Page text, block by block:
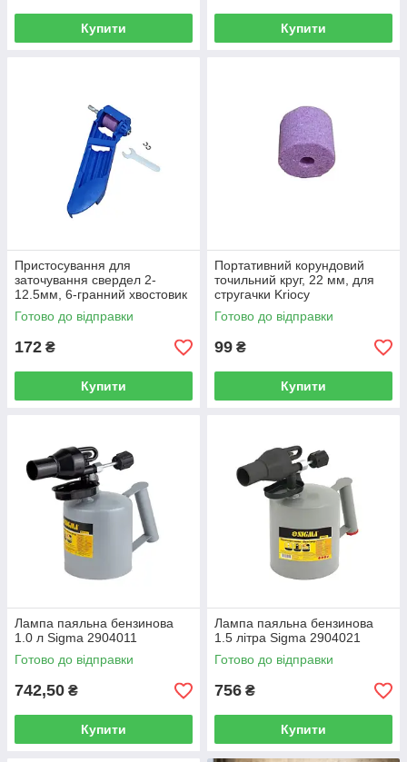
Купити Купити
Пристосування для
заточування свердел 2-
12.5мм, 6-гранний хвостовик
під дриль, 160 мм Kriocy
Готово до відправки
172 ₴
Купити
Портативний корундовий
точильний круг, 22 мм, для
стругачки Kriocy
Готово до відправки
99 ₴
Купити
Лампа паяльна бензинова
1.0 л Sigma 2904011
Готово до відправки
742,50 ₴
Купити
Лампа паяльна бензинова
1.5 літра Sigma 2904021
Готово до відправки
756 ₴
Купити